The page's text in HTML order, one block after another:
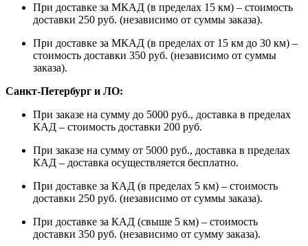
При доставке за МКАД (в пределах 15 км) – стоимость
доставки 250 руб. (независимо от суммы заказа).
При доставке за МКАД (в пределах от 15 км до 30 км) –
стоимость доставки 350 руб. (независимо от суммы
заказа).
Санкт-Петербург и ЛО:
При заказе на сумму до 5000 руб., доставка в пределах
КАД – стоимость доставки 200 руб.
При заказе на сумму от 5000 руб., доставка в пределах
КАД – доставка осуществляется бесплатно.
При доставке за КАД (в пределах 5 км) – стоимость
доставки 250 руб. (независимо от суммы заказа).
При доставке за КАД (свыше 5 км) – стоимость
доставки 350 руб. (независимо от сумму заказа).